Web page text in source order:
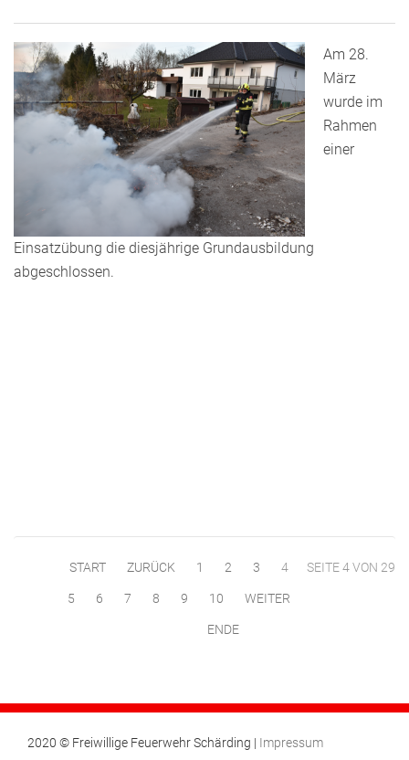
Am 28.
März
wurde im
Rahmen
einer
Einsatzübung die diesjährige Grundausbildung
abgeschlossen.
SEITE 4 VON 29
START ZURÜCK 1 2 3 4
5 6 7 8 9 10 WEITER
ENDE
2020 © Freiwillige Feuerwehr Schärding | Impressum